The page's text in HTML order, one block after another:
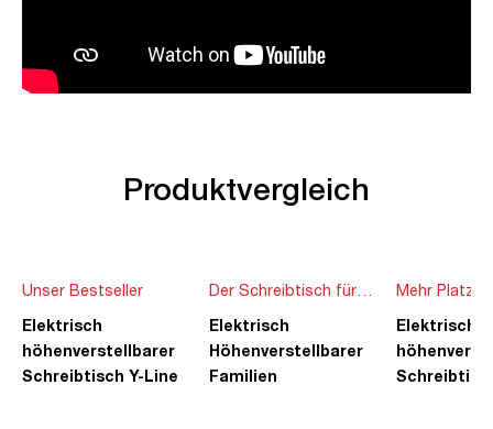
Produktvergleich
Unser Bestseller
Elektrisch
höhenverstellbarer
Schreibtisch Y-Line
Der Schreibtisch für
die ganze Familie
Elektrisch
Höhenverstellbarer
Familien
Mehr Platz
Ideen
Elektrisch